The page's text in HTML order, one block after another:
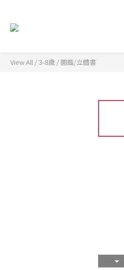
View All /3-8歲 / 圖鑑/立體書